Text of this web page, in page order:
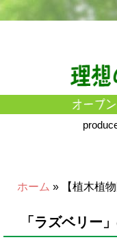
ホーム » 【植木植
「ラズベリー